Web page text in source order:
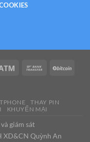
THAY PIN
KHUYẾN MẠI
giám sát
XD&CN Quỳnh An